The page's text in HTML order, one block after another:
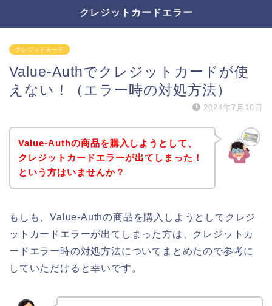
クレジットカードエラー
クレジットカード
Value-Authでクレジットカードが使
えない！（エラー時の対処方法）
2024年7月16日
Value-Authの商品を購入しようとして、
クレジットカードエラーが出てしまった！
という方はいませんか？
もしも、Value-Authの商品を購入しようとしてクレジ
ットカードエラーが出てしまった方は、クレジットカ
ードエラー時の対処方法についてまとめたので参考に
していただけると幸いです。